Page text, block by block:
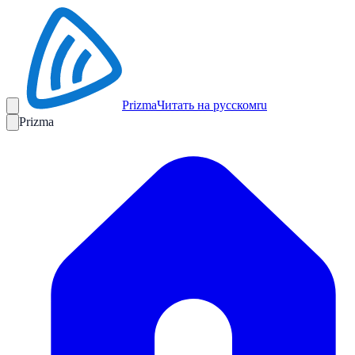
PrizmaЧитать на русскомru
Prizma